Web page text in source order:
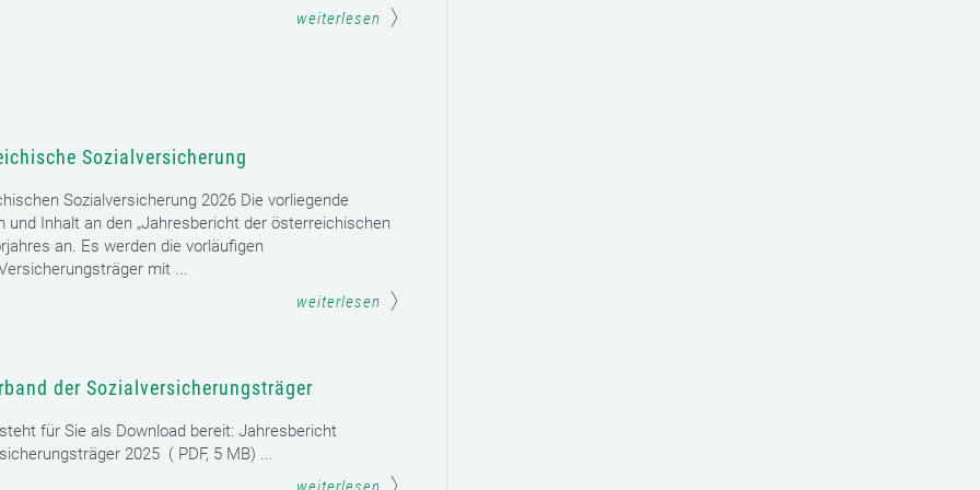
weiterlesen
Sozialversicherung
Sozialversicherung 2026 Die vorliegende
und Inhalt an den „Jahresbericht der österreichischen
an. Es werden die vorläufigen
mit ...
weiterlesen
der Sozialversicherungsträger
für Sie als Download bereit: Jahresbericht
2025 ( PDF, 5 MB) ...